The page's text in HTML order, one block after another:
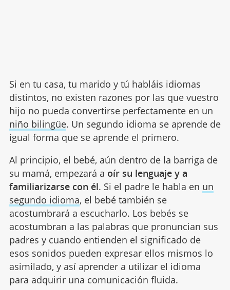
Si en tu casa, tu marido y tú habláis idiomas
distintos, no existen razones por las que vuestro
hijo no pueda convertirse perfectamente en un
niño bilingüe. Un segundo idioma se aprende de
igual forma que se aprende el primero.
Al principio, el bebé, aún dentro de la barriga de
su mamá, empezará a oír su lenguaje y a
familiarizarse con él. Si el padre le habla en un
segundo idioma, el bebé también se
acostumbrará a escucharlo. Los bebés se
acostumbran a las palabras que pronuncian sus
padres y cuando entienden el significado de
esos sonidos pueden expresar ellos mismos lo
asimilado, y así aprender a utilizar el idioma
para adquirir una comunicación fluida.